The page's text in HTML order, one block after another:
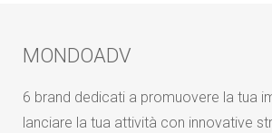
MONDOADV
6 brand dedicati a promuovere la tua
lanciare la tua attività con innovative